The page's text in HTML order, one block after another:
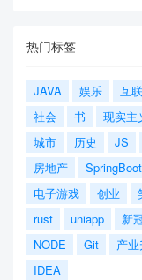
热门标签
JAVA 娱乐 互
社会
书 现实主
城市
历史 JS
房地产
SpringBoot
电子游戏
创业
rust
uniapp 新
NODE
Git 产
IDEA